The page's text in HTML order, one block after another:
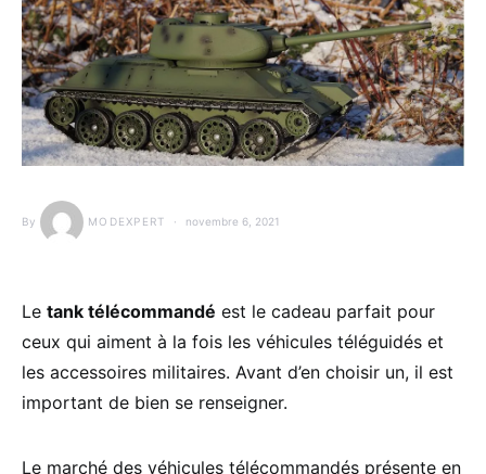
By MODEXPERT novembre 6, 2021
Le tank télécommandé est le cadeau parfait pour
ceux qui aiment à la fois les véhicules téléguidés et
les accessoires militaires. Avant d’en choisir un, il est
important de bien se renseigner.
Le marché des véhicules télécommandés présente en